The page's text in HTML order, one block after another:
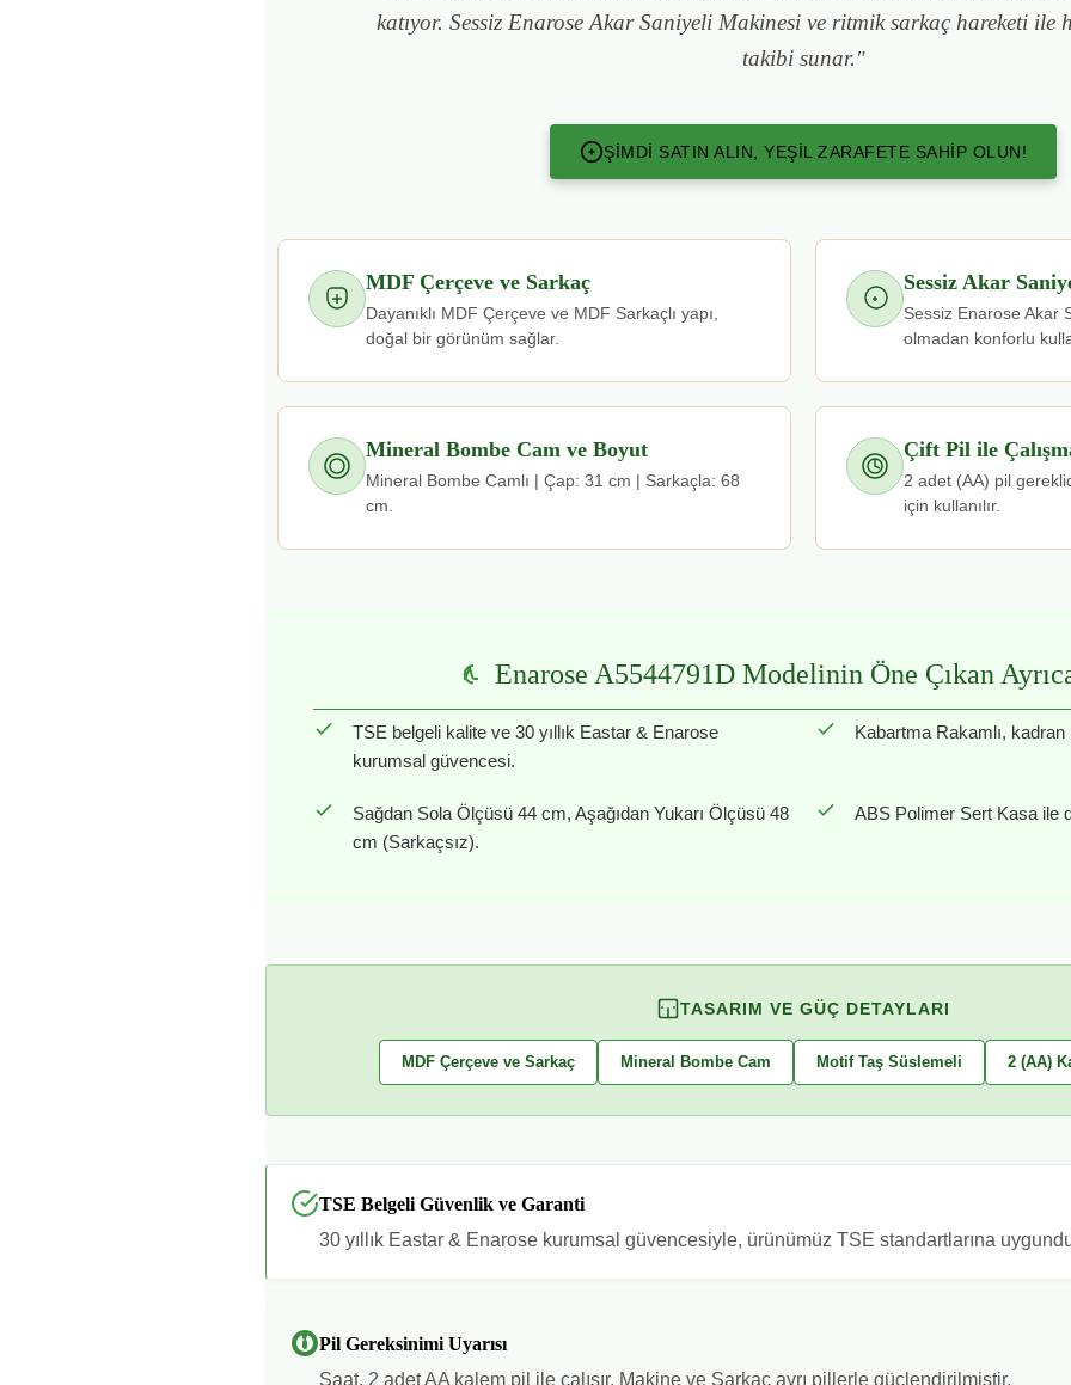
katıyor. Sessiz Enarose Akar Saniyeli Makinesi ve ritmik sarkaç hareketi ile
takibi sunar. "
ŞIMDI SATIN ALIN, YEŞIL ZARAFETE SAHIP OLUN!
MDF Çerçeve ve Sarkaç
Dayanıklı MDF Çerçeve ve MDF Sarkaçlı yapı,
doğal bir görünüm sağlar.
Sessiz Akar
Sessiz Enarose Akar
olmadan konforlu
Mineral Bombe Cam ve Boyut
Mineral Bombe Camlı | Çap: 31 cm | Sarkaçla: 68
cm.
Çift Pil ile
2 adet (AA) pil
için kullanılır.
Enarose A5544791D Modelinin Öne Çıkan
TSE belgeli kalite ve 30 yıllık Eastar & Enarose
kurumsal güvencesi.
Kabartma Rakamlı,
Sağdan Sola Ölçüsü 44 cm, Aşağıdan Yukarı Ölçüsü 48
cm (Sarkaçsız).
ABS Polimer Sert Kasa ile
TASARIM VE GÜÇ DETAYLARI
MDF Çerçeve ve Sarkaç Mineral Bombe Cam Motif Taş Süslemeli 2 (AA)
TSE Belgeli Güvenlik ve Garanti
30 yıllık Eastar & Enarose kurumsal güvencesiyle, ürünümüz TSE standartlarına
Pil Gereksinimi Uyarısı
Saat, 2 adet AA kalem pil ile çalışır. Makine ve Sarkaç ayrı pillerle güçlendirilmiştir.